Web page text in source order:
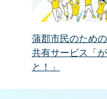
蒲郡市民のため
共有サービス「
と！」